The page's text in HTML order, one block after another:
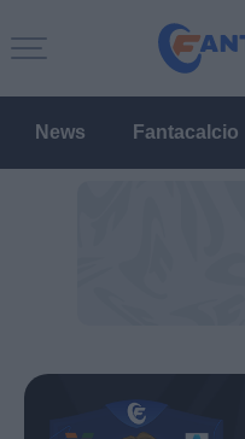
News Fantacalcio